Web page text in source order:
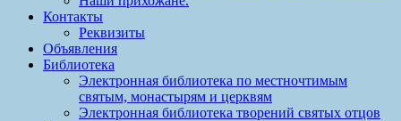
Контакты
Реквизиты
Объявления
Библиотека
Электронная библиотека по местночтимым
святым, монастырям и церквям
Электронная библиотека творений святых отцов